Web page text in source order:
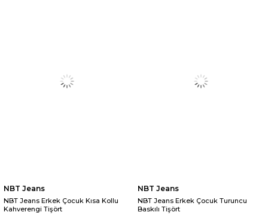
NBT Jeans
NBT Jeans Erkek Çocuk Kısa Kollu
Kahverengi Tişört
NBT Jeans
NBT Jeans Erkek Çocuk Turuncu
Baskılı Tişört